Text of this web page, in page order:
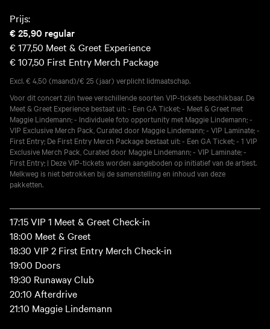
Prijs:
€ 25,90 regular
€ 177,50 Meet & Greet Experience
€ 107,50 First Entry Merch Package
Excl. € 4,50 (maand)/€ 25 (jaar) verplicht lidmaatschap.
Voor dit concert zijn twee verschillende soorten VIP-tickets beschikbaar. De
Meet & Greet Experience bestaat uit: - Een GA Ticket; - Meet & Greet met
Maggie Lindemann; - Individuele foto opportunity met Maggie Lindemann; -
VIP Exclusive Merch Pack, Curated door Maggie Lindemann; - VIP Laminate; -
First Entry; De First Entry Merch Package bestaat uit: - Een GA Ticket; - 1 VIP
Exclusive Merch Pack, Curated door Maggie Lindemann; - VIP Laminate; -
First Entry; | Deze VIP-tickets worden aangeboden op initiatief van de artiest.
Melkweg is niet betrokken bij de samenstelling en inhoud van deze
pakketten.
17:15 VIP 1 Meet & Greet Check-in
18:00 Meet & Greet
18:30 VIP 2 First Entry Merch Check-in
19:00 Doors
19:30 Runaway Club
20:10 Afterdrive
21:10 Maggie Lindemann